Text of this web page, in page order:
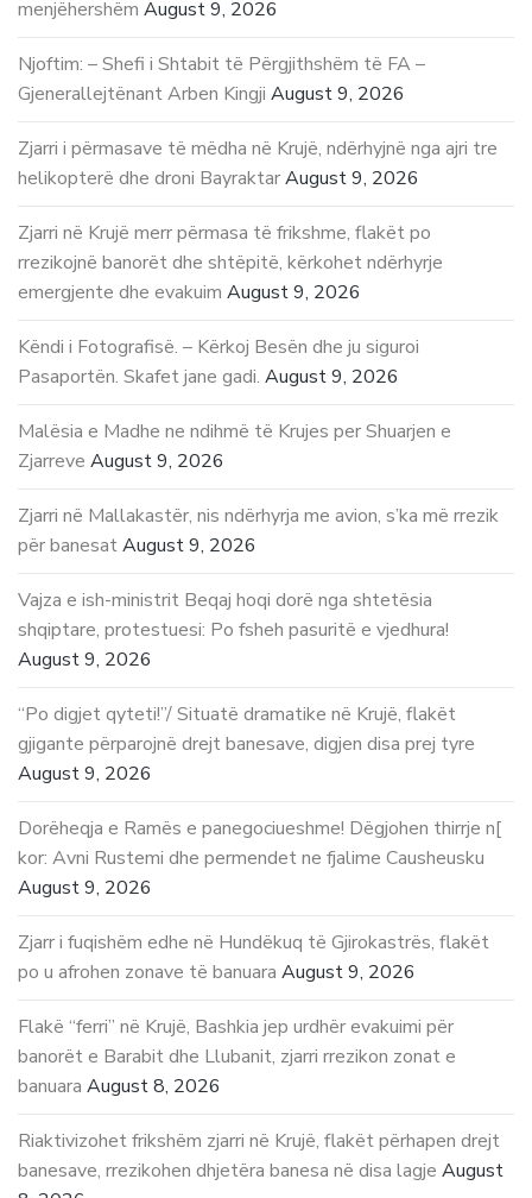
menjëhershëm August 9, 2026
Njoftim: – Shefi i Shtabit të Përgjithshëm të FA –
Gjenerallejtënant Arben Kingji August 9, 2026
Zjarri i përmasave të mëdha në Krujë, ndërhyjnë nga ajri tre
helikopterë dhe droni BayraktarAugust 9, 2026
Zjarri në Krujë merr përmasa të frikshme, flakët po
rrezikojnë banorët dhe shtëpitë, kërkohet ndërhyrje
emergjente dhe evakuim August 9, 2026
Këndi i Fotografisë. – Kërkoj Besën dhe ju siguroi
Pasaportën. Skafet jane gadi. August 9, 2026
Malësia e Madhe ne ndihmë të Krujes per Shuarjen e
Zjarreve August 9, 2026
Zjarri në Mallakastër, nis ndërhyrja me avion, s’ka më rrezik
për banesatAugust 9, 2026
Vajza e ish-ministrit Beqaj hoqi dorë nga shtetësia
shqiptare, protestuesi: Po fsheh pasuritë e vjedhura!
August 9, 2026
“Po digjet qyteti!”/ Situatë dramatike në Krujë, flakët
gjigante përparojnë drejt banesave, digjen disa prej tyre
August 9, 2026
Dorëheqja e Ramës e panegociueshme! Dëgjohen thirrje n[
kor: Avni Rustemi dhe permendet ne fjalime Causheusku
August 9, 2026
Zjarr i fuqishëm edhe në Hundëkuq të Gjirokastrës, flakët
po u afrohen zonave të banuara August 9, 2026
Flakë “ferri” në Krujë, Bashkia jep urdhër evakuimi për
banorët e Barabit dhe Llubanit, zjarri rrezikon zonat e
banuara August 8, 2026
Riaktivizohet frikshëm zjarri në Krujë, flakët përhapen drejt
banesave, rrezikohen dhjetëra banesa në disa lagje August